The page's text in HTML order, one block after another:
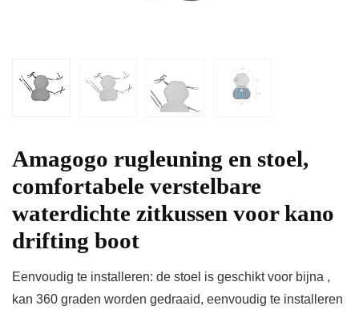
Amagogo rugleuning en stoel,
comfortabele verstelbare
waterdichte zitkussen voor kano
drifting boot
Eenvoudig te installeren: de stoel is geschikt voor bijna ,
kan 360 graden worden gedraaid, eenvoudig te installeren